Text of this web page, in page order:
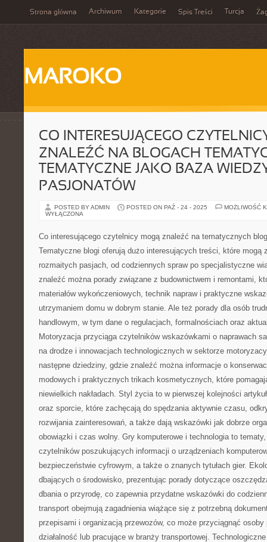
Strona główna Archiwum Kategorie Spis Treści Turcja
MAROKO
CO INTERESUJĄCEGO
ZNALEŹĆ NA BLOGACH
TEMATYCZNE JAKO BAZA
PASJONATÓW
POSTED BY ADMIN POSTED ON PAŹ - 24 - 2025
MOŻLIWOŚĆ
WYŁĄCZONA
Co interesującego czytelnicy mogą znaleźć na tematycznych
Tematyczne blogi oferują dużo interesujących treści, które mogą
rozmaitych pasjach, od codziennych spraw po specjalistyczne
znaleźć można porady związane z budownictwem i remontami,
materiałów wykończeniowych, technik napraw i praktyczne
utrzymaniem domu w dobrym stanie. Ale też porady dla osób
handlowym, w tym dane o regulacjach, formalnościach oraz
Motoryzacja przyciąga czytelników wskazówkami o naprawach
na drodze i innowacjach technologicznych w sektorze
następne dziedziny, gdzie znaleźć można informacje o
modowych i praktycznych trikach kosmetycznych, które
niewielkich nakładach. Styl życia to w pierwszej kolejności
oraz sporcie, które zachęcają do spędzania aktywnie czasu,
rozwijania zainteresowań, a także dają wskazówki jak dobrze
obowiązki i czas wolny. Gry komputerowe i technologia to
czytelników poszukujących informacji o urządzeniach
bezpieczeństwie cyfrowym, a także o znanych tytułach gier.
dbających o środowisko, prezentując porady dotyczące
dbania o przyrodę, co zapewnia przydatne wskazówki do
transport obejmują zagadnienia wiążące się z potrzebną
przepisami i organizacją przewozów, co może przyciągnąć osoby
działalność lub pracujące w branży transportowej.